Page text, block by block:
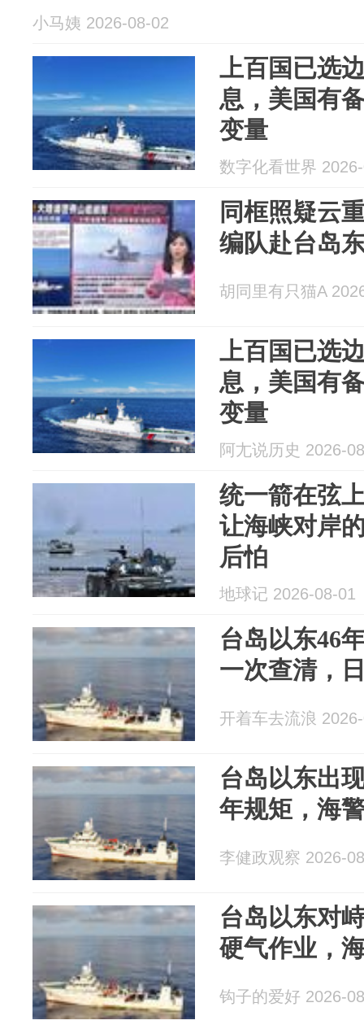
小马姨 2026-08-02
上百国已选
息，美国有
变量
数字化看世界
同框照疑云
编队赴台岛
胡同里有只猫A
上百国已选
息，美国有
变量
阿尢说历史 2026-
统一箭在弦
让海峡对岸
后怕
地球记 2026-08-01
台岛以东46
一次查清，
开着车去流浪
台岛以东出
年规矩，海
李健政观察 2026-
台岛以东对
硬气作业，
钩子的爱好 2026-